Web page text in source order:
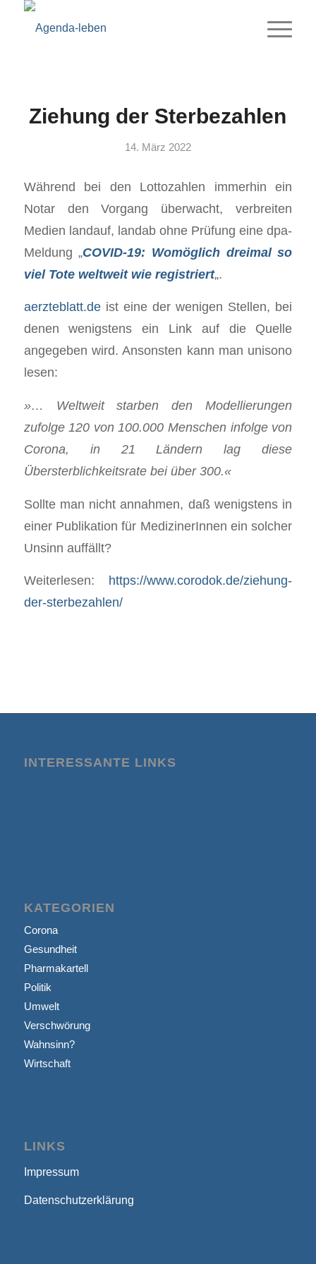
Ziehung der Sterbezahlen
14. März 2022
Während bei den Lottozahlen immerhin ein
Notar den Vorgang überwacht, verbreiten
Medien landauf, landab ohne Prüfung eine dpa-
Meldung „COVID-19: Womöglich dreimal so
viel Tote weltweit wie registriert„.
aerzteblatt.deist eine der wenigen Stellen, bei
denen wenigstens ein Link auf die Quelle
angegeben wird. Ansonsten kann man unisono
lesen:
»… Weltweit starben den Modellierungen
zufolge 120 von 100.000 Menschen infolge von
Corona, in 21 Län­dern lag diese
Übersterblichkeitsrate bei über 300.«
Sollte man nicht annahmen, daß wenigstens in
einer Publikation für MedizinerInnen ein solcher
Unsinn auffällt?
Weiterlesen: https://www.corodok.de/ziehung-
der-sterbezahlen/
INTERESSANTE LINKS
KATEGORIEN
Corona
Gesundheit
Pharmakartell
Politik
Umwelt
Verschwörung
Wahnsinn?
Wirtschaft
LINKS
Impressum
Datenschutzerklärung